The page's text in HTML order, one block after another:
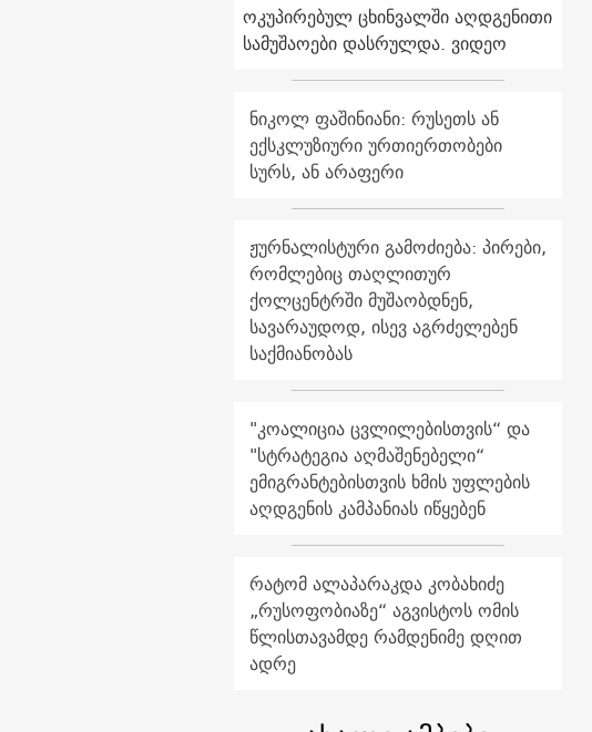
ოკუპირებულ ცხინვალში აღდგენითი
სამუშაოები დასრულდა. ვიდეო
ნიკოლ ფაშინიანი: რუსეთს ან
ექსკლუზიური ურთიერთობები
სურს, ან არაფერი
ჟურნალისტური გამოძიება: პირები,
რომლებიც თაღლითურ
ქოლცენტრში მუშაობდნენ,
სავარაუდოდ, ისევ აგრძელებენ
საქმიანობას
"კოალიცია ცვლილებისთვის“ და
"სტრატეგია აღმაშენებელი“
ემიგრანტებისთვის ხმის უფლების
აღდგენის კამპანიას იწყებენ
რატომ ალაპარაკდა კობახიძე
„რუსოფობიაზე“ აგვისტოს ომის
წლისთავამდე რამდენიმე დღით
ადრე